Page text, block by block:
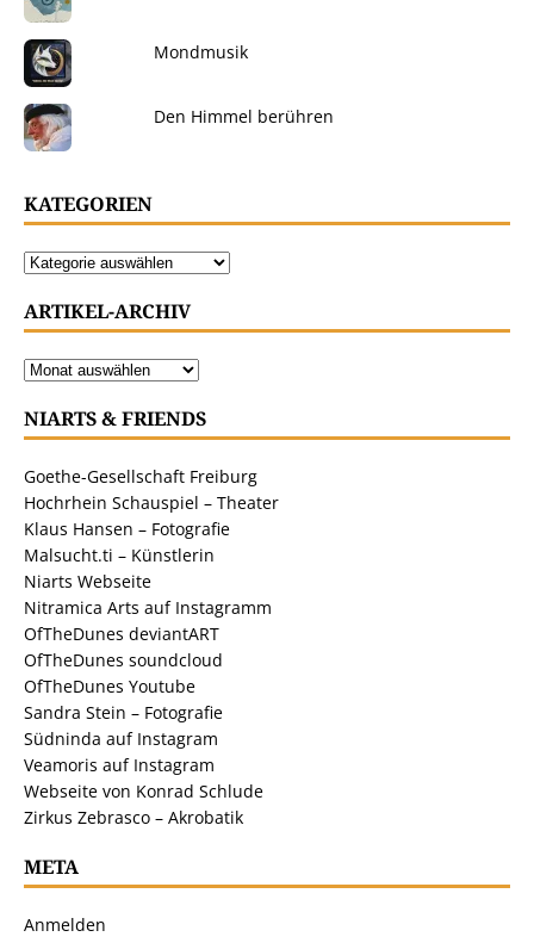
Mondmusik
Den Himmel berühren
KATEGORIEN
ARTIKEL-ARCHIV
NIARTS & FRIENDS
Goethe-Gesellschaft Freiburg
Hochrhein Schauspiel – Theater
Klaus Hansen – Fotografie
Malsucht.ti – Künstlerin
Niarts Webseite
Nitramica Arts auf Instagramm
OfTheDunes deviantART
OfTheDunes soundcloud
OfTheDunes Youtube
Sandra Stein – Fotografie
Südninda auf Instagram
Veamoris auf Instagram
Webseite von Konrad Schlude
Zirkus Zebrasco – Akrobatik
META
Anmelden